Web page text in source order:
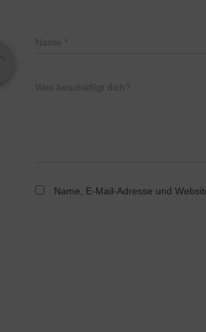
Name *
Was beschäftigt dich?
Name, E-Mail-Adresse und